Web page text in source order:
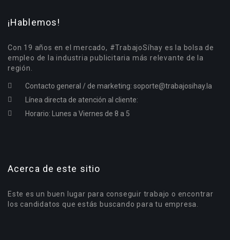
¡Hablemos!
Con 19 años en el mercado, #TrabajoSíhay es la bolsa de
empleo de la industria publicitaria más relevante de la
región.
Contacto general / de marketing: soporte@trabajosihay.la
Línea directa de atención al cliente:
Horario: Lunes a Viernes de 8 a 5
Acerca de este sitio
Este es un buen lugar para conseguir trabajo o encontrar
los candidatos que estás buscando para tu empresa.